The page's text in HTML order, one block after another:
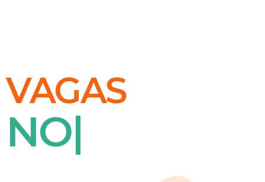
VAGAS
NO M